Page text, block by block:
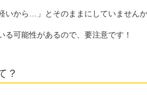
いから…」とそのままにしていません
る可能性があるので、要注意です！
？